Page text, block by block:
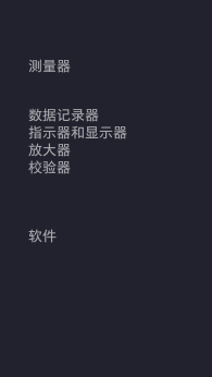
测量器
数据记录器
指示器和显示器
放大器
校验器
软件